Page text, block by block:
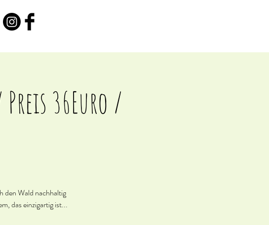
Preis 36Euro /
den Wald nachhaltig
das einzigartig ist...